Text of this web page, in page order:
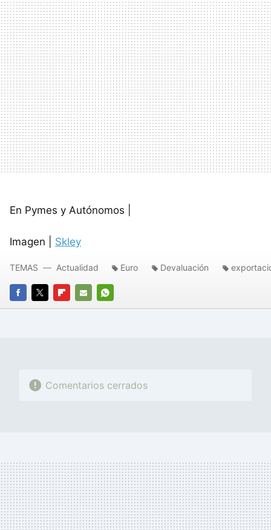
En Pymes y Autónomos |
Imagen | Skley
FACEBOOK
TWITTERFLIPBOARD
E-
WHATSAPP
TEMAS Actualidad Euro Devaluación
Comentarios cerrados